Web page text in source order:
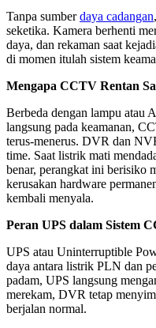
Tanpa sumberdaya cadangan
seketika. Kamera berhenti
daya, dan rekaman saat
di momen itulah sistem
Mengapa CCTV Rentan
Berbeda dengan lampu atau
langsung pada keamanan,
terus-menerus. DVR dan
time. Saat listrik mati
benar, perangkat ini berisiko
kerusakan hardware
kembali menyala.
Peran UPS dalam Sistem
UPS atau Uninterruptible
daya antara listrik PLN dan
padam, UPS langsung
merekam, DVR tetap
berjalan normal.